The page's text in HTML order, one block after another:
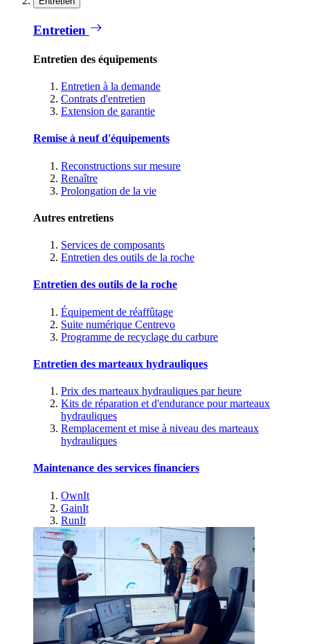
Entretien
Entretien des équipements
Entretien à la demande
Contrats d'entretien
Extension de garantie
Remise à neuf d'équipements
Reconstructions sur mesure
Renaître
Prolongation de la vie
Autres entretiens
Services de composants
Entretien des outils de la roche
Entretien des outils de la roche
Équipement de réaffûtage
Suite numérique Centrevo
Programme de recyclage du carbure
Entretien des marteaux hydrauliques
Prix des marteaux hydrauliques par heure
Kits de réparation et d'endurance pour marteaux
hydrauliques
Remplacement et mise à niveau des marteaux
hydrauliques
Maintenance des services financiers
OwnIt
GainIt
RunIt